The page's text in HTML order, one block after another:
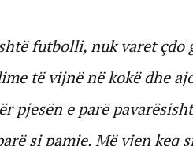
futbolli, nuk varet çdo
të vijnë në kokë dhe
pjesën e parë
si pamje. Më vjen keq